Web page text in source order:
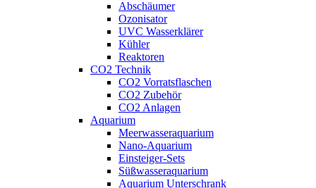
Abschäumer
Ozonisator
UVC Wasserklärer
Kühler
Reaktoren
CO2 Technik
CO2 Vorratsflaschen
CO2 Zubehör
CO2 Anlagen
Aquarium
Meerwasseraquarium
Nano-Aquarium
Einsteiger-Sets
Süßwasseraquarium
Aquarium Unterschrank